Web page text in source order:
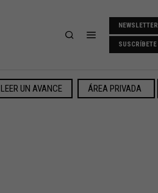
NEWSLETTER
SUSCRÍBETE
LEER UN AVANCE ÁREA PRIVADA